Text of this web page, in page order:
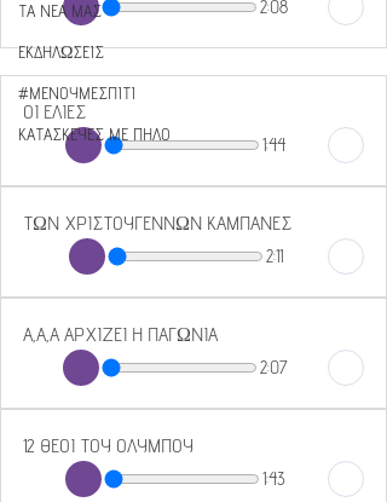
ΤΑ ΝΕΑ ΜΑΣ
ΕΚΔΗΛΩΣΕΙΣ
#ΜΕΝΟΥΜΕΣΠΙΤΙ
ΚΑΤΑΣΚΕΥΕΣ ΜΕ ΠΗΛΟ
2:08
ΟΙ ΕΛΙΕΣ
1:44
ΤΩΝ ΧΡΙΣΤΟΥΓΕΝΝΩΝ ΚΑΜΠΑΝΕΣ
2:11
Α,Α,Α ΑΡΧΙΖΕΙ Η ΠΑΓΩΝΙΑ
2:07
12 ΘΕΟΙ ΤΟΥ ΟΛΥΜΠΟΥ
1:43